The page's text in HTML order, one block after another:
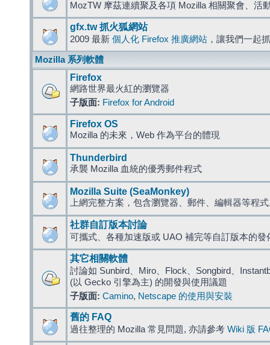
MozTW 摩茲連續聚及各項 Mozilla 相關聚會、活
gfx.tw 抓火狐網站
2009 最新 個人化 Firefox 推廣網站 ，讓我們一起
Mozilla 系列軟體
Firefox
網路世界最火紅的瀏覽器
子版面: Firefox for Android
Firefox OS
Mozilla 的未來，Web 作為平台的體現
Thunderbird
承襲 Mozilla 血統的優秀郵件程式
Mozilla Suite (SeaMonkey)
上網完整方案，包含瀏覽器、郵件、編輯器等程
社群自訂版本討論
可攜式、各種加速版或 UAO 補完等自訂版本的發
其它相關軟體
討論如 Sunbird、Miro、Flock、Songbird、
(以 Gecko 引擎為主) 的開發與使用議題
子版面: Camino, Netscape 的使用與安裝
舊的 FAQ
過往整理的 Mozilla 常見問題, 亦請參考 Wiki 版